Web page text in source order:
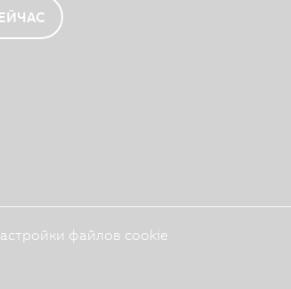
файлов cookie